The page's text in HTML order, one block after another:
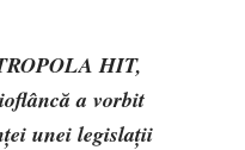
HIT,
a vorbit
unei legislaţii